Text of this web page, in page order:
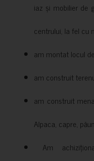
iaz și mobilier de
centrului, la fel cu
am montat locul
am construit
am construit
Alpaca, capre,
Am